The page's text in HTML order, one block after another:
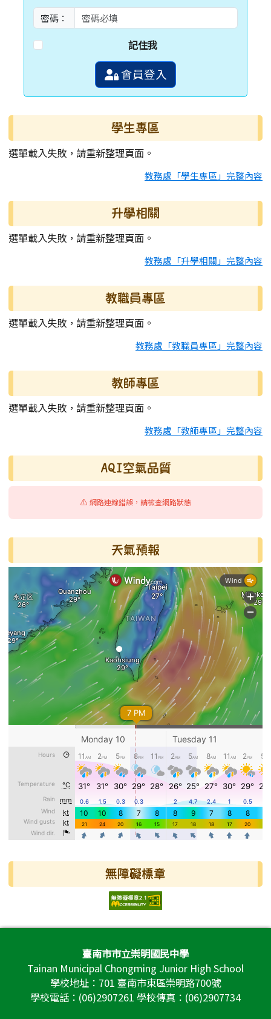
密碼：
記住我
會員登入
學生專區
選單載入失敗，請重新整理頁面。
教務處「學生專區」完整內容
升學相關
選單載入失敗，請重新整理頁面。
教務處「升學相關」完整內容
教職員專區
選單載入失敗，請重新整理頁面。
教務處「教職員專區」完整內容
教師專區
選單載入失敗，請重新整理頁面。
教務處「教師專區」完整內容
AQI空氣品質
⚠️ 網路連線錯誤，請檢查網路狀態
天氣預報
無障礙標章
頁尾區域內容臺南市市立崇明國民中學
Tainan Municipal Chongming Junior High School
學校地址：701 臺南市東區崇明路700號
學校電話：(06)2907261 學校傳真：(06)2907734